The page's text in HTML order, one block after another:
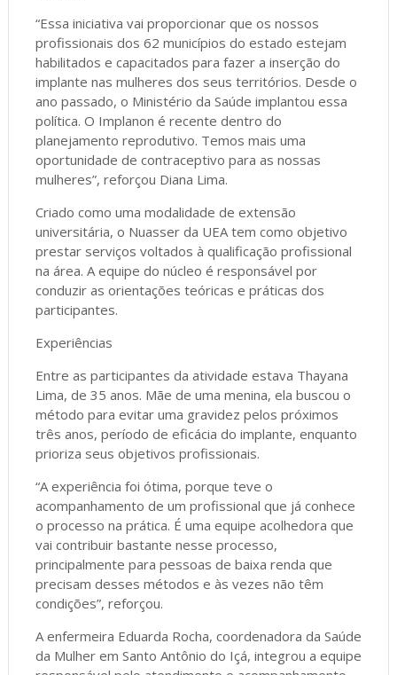
“Essa iniciativa vai proporcionar que os nossos
profissionais dos 62 municípios do estado estejam
habilitados e capacitados para fazer a inserção do
implante nas mulheres dos seus territórios. Desde o
ano passado, o Ministério da Saúde implantou essa
política. O Implanon é recente dentro do
planejamento reprodutivo. Temos mais uma
oportunidade de contraceptivo para as nossas
mulheres”, reforçou Diana Lima.
Criado como uma modalidade de extensão
universitária, o Nuasser da UEA tem como objetivo
prestar serviços voltados à qualificação profissional
na área. A equipe do núcleo é responsável por
conduzir as orientações teóricas e práticas dos
participantes.
Experiências
Entre as participantes da atividade estava Thayana
Lima, de 35 anos. Mãe de uma menina, ela buscou o
método para evitar uma gravidez pelos próximos
três anos, período de eficácia do implante, enquanto
prioriza seus objetivos profissionais.
“A experiência foi ótima, porque teve o
acompanhamento de um profissional que já conhece
o processo na prática. É uma equipe acolhedora que
vai contribuir bastante nesse processo,
principalmente para pessoas de baixa renda que
precisam desses métodos e às vezes não têm
condições”, reforçou.
A enfermeira Eduarda Rocha, coordenadora da Saúde
da Mulher em Santo Antônio do Içá, integrou a equipe